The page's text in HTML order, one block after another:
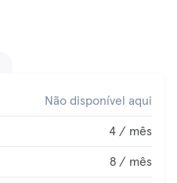
Não disponível aqui
4 / mês
8 / mês